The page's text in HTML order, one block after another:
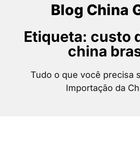
Blog China
Etiqueta: custo
china
Tudo o que você precisa
Importação da